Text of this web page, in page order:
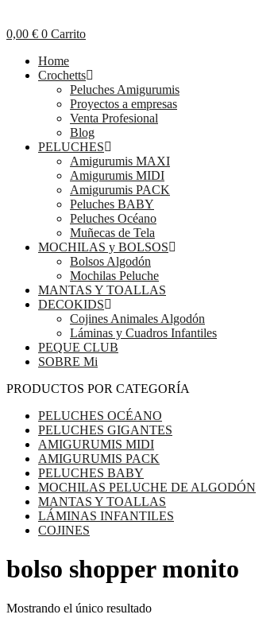
0,00 € 0 Carrito
Home
Crochetts
Peluches Amigurumis
Proyectos a empresas
Venta Profesional
Blog
PELUCHES
Amigurumis MAXI
Amigurumis MIDI
Amigurumis PACK
Peluches BABY
Peluches Océano
Muñecas de Tela
MOCHILAS y BOLSOS
Bolsos Algodón
Mochilas Peluche
MANTAS Y TOALLAS
DECOKIDS
Cojines Animales Algodón
Láminas y Cuadros Infantiles
PEQUE CLUB
SOBRE Mi
PRODUCTOS POR CATEGORÍA
PELUCHES OCÉANO
PELUCHES GIGANTES
AMIGURUMIS MIDI
AMIGURUMIS PACK
PELUCHES BABY
MOCHILAS PELUCHE DE ALGODÓN
MANTAS Y TOALLAS
LÁMINAS INFANTILES
COJINES
bolso shopper monito
Mostrando el único resultado